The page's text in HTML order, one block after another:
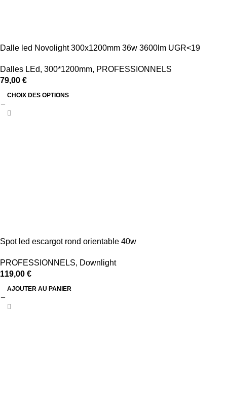
Dalle led Novolight 300x1200mm 36w 3600lm UGR<19
Dalles LEd, 300*1200mm, PROFESSIONNELS
79,00 €
CHOIX DES OPTIONS
Spot led escargot rond orientable 40w
PROFESSIONNELS, Downlight
119,00 €
AJOUTER AU PANIER